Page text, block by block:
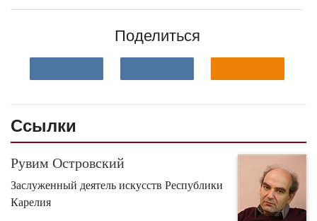
Поделиться
Ссылки
Рувим Островский
Заслуженный деятель искусств Республики
Карелия